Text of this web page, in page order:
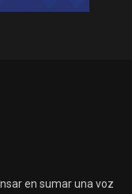
en sumar una voz